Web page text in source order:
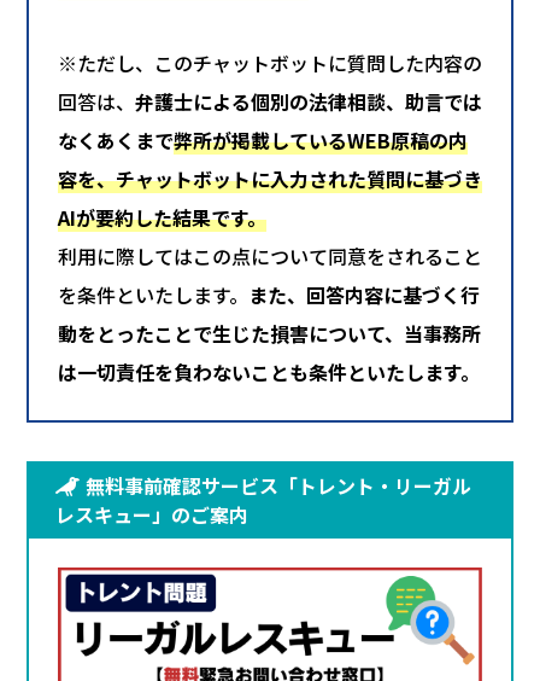
※ただし、このチャットボットに質問した内容の
回答は、 弁護士による個別の法律相談、助言では
なくあくまで弊所が掲載しているWEB原稿の内
容を、チャットボットに入力された質問に基づき
AIが要約した結果です。
利用に際してはこの点について同意をされること
を条件といたします。 また、回答内容に基づく行
動をとったことで生じた損害について、当事務所
は一切責任を負わないことも条件といたします。
無料事前確認サービス「トレント・リーガル
レスキュー」のご案内